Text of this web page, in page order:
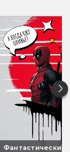
Фантастические